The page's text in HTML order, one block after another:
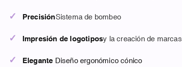
✓ PrecisiónSistema de bombeo
✓ Impresión de logotiposy la creación de marcas
✓ Elegante Diseño ergonómico cónico